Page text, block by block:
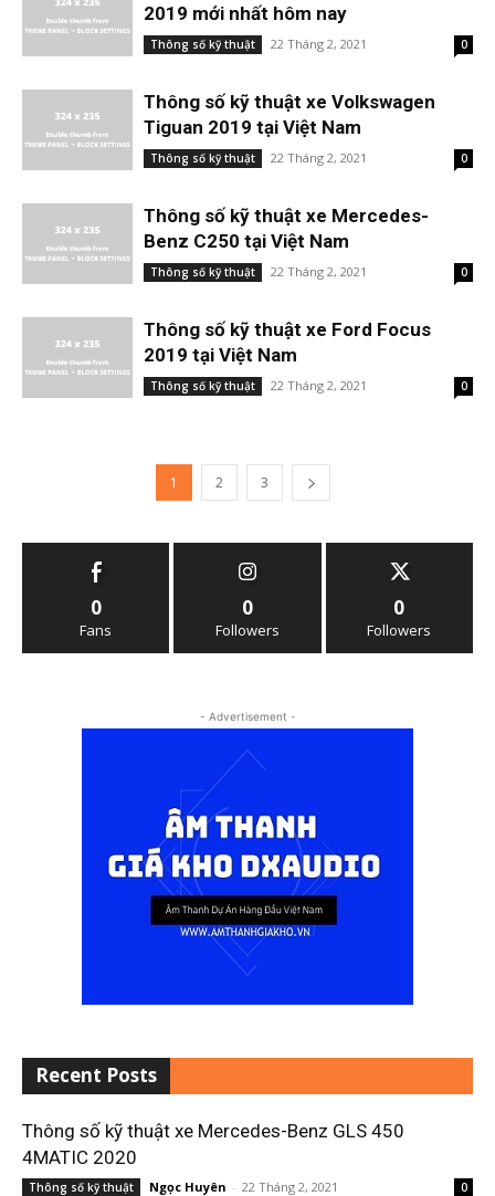
2019 mới nhất hôm nay
Thông số kỹ thuật 22 Tháng 2, 2021 0
Thông số kỹ thuật xe Volkswagen
Tiguan 2019 tại Việt Nam
Thông số kỹ thuật 22 Tháng 2, 2021 0
Thông số kỹ thuật xe Mercedes-
Benz C250 tại Việt Nam
Thông số kỹ thuật 22 Tháng 2, 2021 0
Thông số kỹ thuật xe Ford Focus
2019 tại Việt Nam
Thông số kỹ thuật 22 Tháng 2, 2021 0
1 2 3
0
Fans
0
Followers
0
Followers
- Advertisement -
Recent Posts
Thông số kỹ thuật xe Mercedes-Benz GLS 450
4MATIC 2020
Thông số kỹ thuật Ngọc Huyên - 22 Tháng 2, 2021 0